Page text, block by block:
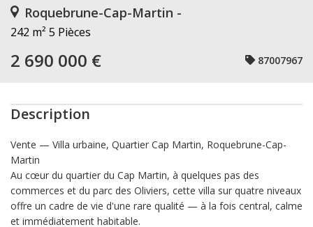
Roquebrune-Cap-Martin -
242 m² 5 Pièces
2 690 000 € 87007967
Description
Vente — Villa urbaine, Quartier Cap Martin, Roquebrune-Cap-
Martin
Au cœur du quartier du Cap Martin, à quelques pas des
commerces et du parc des Oliviers, cette villa sur quatre niveaux
offre un cadre de vie d'une rare qualité — à la fois central, calme
et immédiatement habitable.